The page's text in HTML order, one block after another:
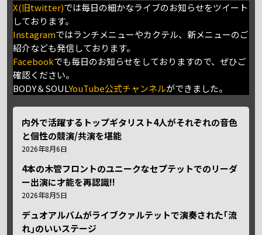
X(旧twitter)では毎日の細かなライブのお知らせをツイート
しております。
Instagramではランチメニューやカクテル、新メニューのご
紹介なども発信しております。
Facebookでも毎日のお知らせをしておりますので、ぜひご
確認ください。
BODY＆SOULYouTube公式チャンネルができました。
内外で活躍するトップギタリスト4人がそれぞれの音色
と個性の競演/共演を堪能
2026年8月6日
4本の木管フロントのユニークなセプテットでのリーダ
ー出演に才能を再認識!!
2026年8月5日
デュオアルバムがライブクァルテットで演奏された｢流
れ｣のいいステージ